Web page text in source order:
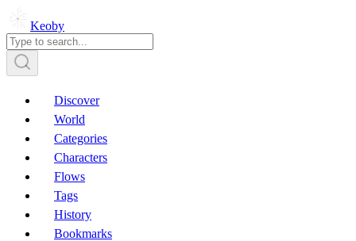
Keoby
Discover
World
Categories
Characters
Flows
Tags
History
Bookmarks